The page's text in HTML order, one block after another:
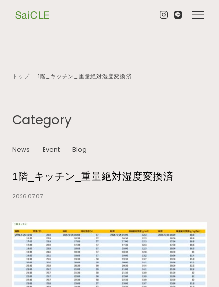
トップ − 1階_キッチン_重量絶対湿度変換済
Category
News Event Blog
1階_キッチン_重量絶対湿度変換済
2026.07.07